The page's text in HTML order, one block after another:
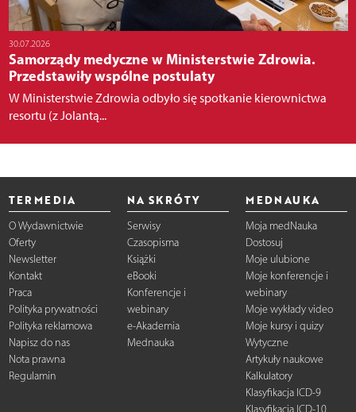
30.07.2026
Samorządy medyczne w Ministerstwie Zdrowia.
Przedstawiły wspólne postulaty
W Ministerstwie Zdrowia odbyło się spotkanie kierownictwa
resortu (z Jolantą...
TERMEDIA
O Wydawnictwie
Oferty
Newsletter
Kontakt
Praca
Polityka prywatności
Polityka reklamowa
Napisz do nas
Nota prawna
Regulamin
NA SKRÓTY
Serwisy
Czasopisma
Książki
eBooki
Konferencje i
webinary
e-Akademia
Mednauka
MEDNAUKA
Moja medNauka
Dostosuj
Moje ulubione
Moje konferencje i
webinary
Moje wykłady video
Moje kursy i quizy
Wytyczne
Artykuły naukowe
Kalkulatory
Klasyfikacja ICD-9
Klasyfikacja ICD-10